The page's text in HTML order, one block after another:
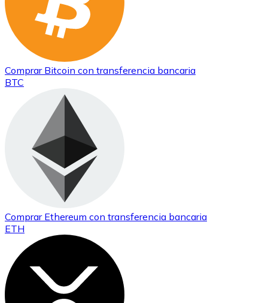
Comprar Bitcoin con transferencia bancaria
BTC
Comprar Ethereum con transferencia bancaria
ETH